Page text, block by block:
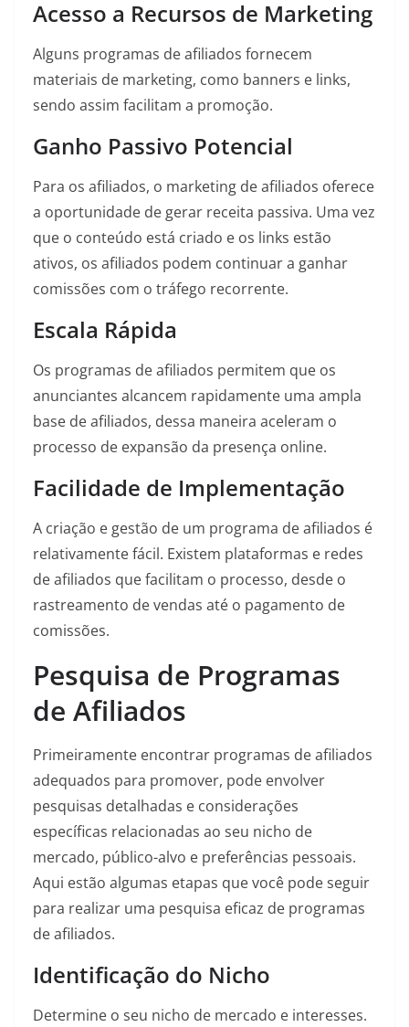
Acesso a Recursos de Marketing
Alguns programas de afiliados fornecem
materiais de marketing, como banners e links,
sendo assim facilitam a promoção.
Ganho Passivo Potencial
Para os afiliados, o marketing de afiliados oferece
a oportunidade de gerar receita passiva. Uma vez
que o conteúdo está criado e os links estão
ativos, os afiliados podem continuar a ganhar
comissões com o tráfego recorrente.
Escala Rápida
Os programas de afiliados permitem que os
anunciantes alcancem rapidamente uma ampla
base de afiliados, dessa maneira aceleram o
processo de expansão da presença online.
Facilidade de Implementação
A criação e gestão de um programa de afiliados é
relativamente fácil. Existem plataformas e redes
de afiliados que facilitam o processo, desde o
rastreamento de vendas até o pagamento de
comissões.
Pesquisa de Programas
de Afiliados
Primeiramente encontrar programas de afiliados
adequados para promover, pode envolver
pesquisas detalhadas e considerações
específicas relacionadas ao seu nicho de
mercado, público-alvo e preferências pessoais.
Aqui estão algumas etapas que você pode seguir
para realizar uma pesquisa eficaz de programas
de afiliados.
Identificação do Nicho
Determine o seu nicho de mercado e interesses.